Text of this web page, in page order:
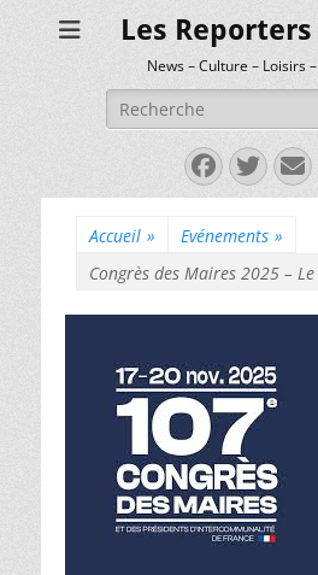
Les
News – Culture – Loisirs
Rechercher :
E-
Accueil » Evénements »
Congrès des Maires 2025 –